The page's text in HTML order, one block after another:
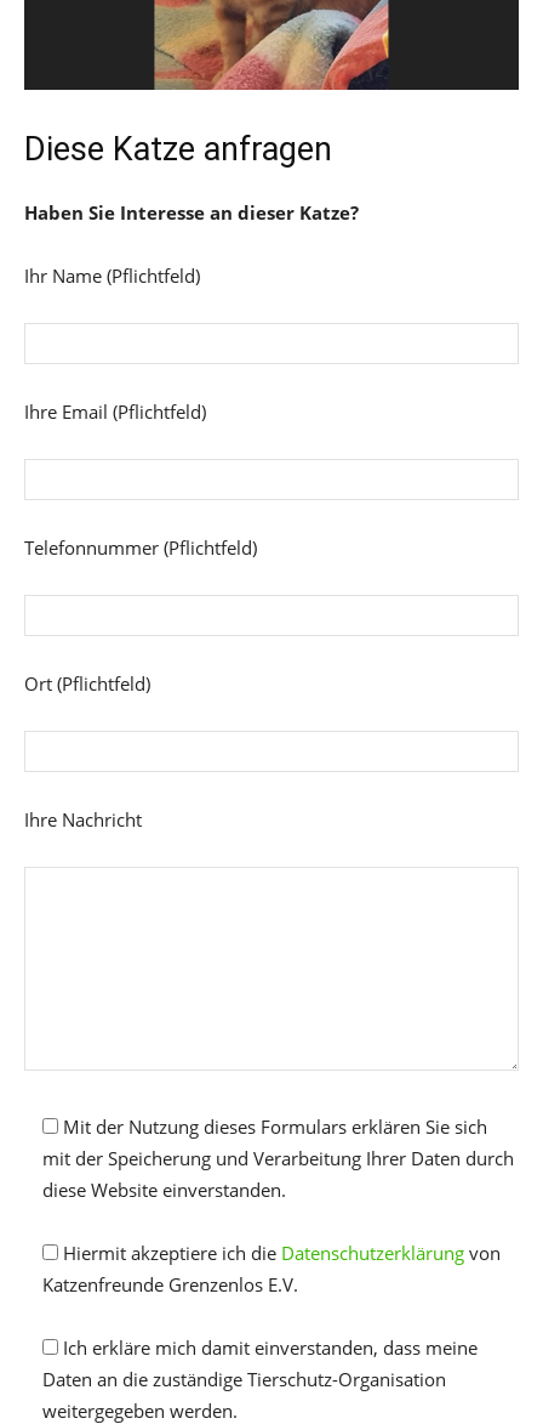
Diese Katze anfragen
Haben Sie Interesse an dieser Katze?
Ihr Name (Pflichtfeld)
Ihre Email (Pflichtfeld)
Telefonnummer (Pflichtfeld)
Ort (Pflichtfeld)
Ihre Nachricht
Mit der Nutzung dieses Formulars erklären Sie sich
mit der Speicherung und Verarbeitung Ihrer Daten durch
diese Website einverstanden.
Hiermit akzeptiere ich die Datenschutzerklärung von
Katzenfreunde Grenzenlos E.V.
Ich erkläre mich damit einverstanden, dass meine
Daten an die zuständige Tierschutz-Organisation
weitergegeben werden.